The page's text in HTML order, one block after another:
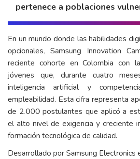
pertenece a poblaciones
En un mundo donde las habilidades
opcionales, Samsung Innovation
reciente cohorte en Colombia con
jóvenes que, durante cuatro
inteligencia artificial y
empleabilidad. Esta cifra representa
de 2.000 postulantes que aplicó a
el alto nivel de exigencia y creciente
formación tecnológica de calidad.
Desarrollado por Samsung Electronics